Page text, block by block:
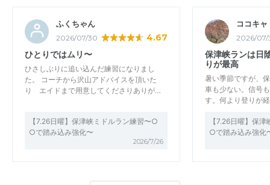
ふくちゃん
2026/07/30 4.67
ひとりではムリ〜
ひさしぶりに追い込んだ練習になりまし
た。 コーチから沢山アドバイスを頂いた
り エイドまで用意してくださりありが…
【7.26日曜】保津峡ミドルラン練習〜○
○で踏み込み強化〜
2026/7/26
ココキャ
2026/
保津峡ランは日
りが最高
暑い季節ですが、
車も少ない。信号
す。何より登りが
【7.26日曜】保
○で踏み込み強化